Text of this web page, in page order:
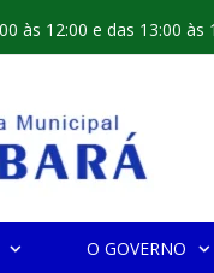
às 12:00 e das 13:00 às
O GOVERNO